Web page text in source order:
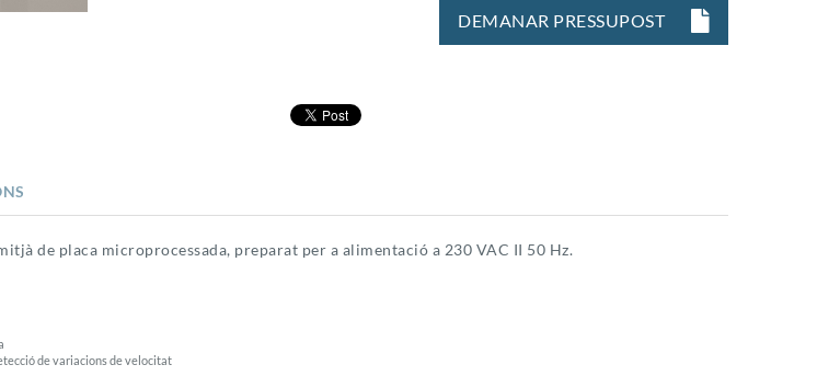
DEMANAR PRESSUPOST
de placa microprocessada, preparat per a alimentació a 230 VAC II 50 Hz.
de variacions de velocitat